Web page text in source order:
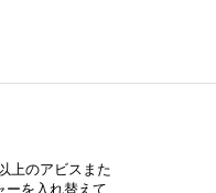
上のアビスまた
ーを入れ替えて